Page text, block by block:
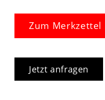
Zum Merkzettel
Jetzt anfragen